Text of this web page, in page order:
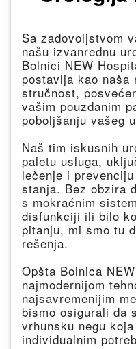
Sa zadovoljstvom
našu izvanrednu
Bolnici NEW
postavlja kao
stručnost,
vašim pouzdanim
poboljšanju vašeg
Naš tim iskusnih
paletu usluga,
lečenje i
stanja. Bez obzira
s mokraćnim
disfunkciji ili bilo
pitanju, mi smo tu
rešenja.
Opšta Bolnica
najmodernijom
najsavremenijim
bismo osigurali da
vrhunsku negu
individualnim